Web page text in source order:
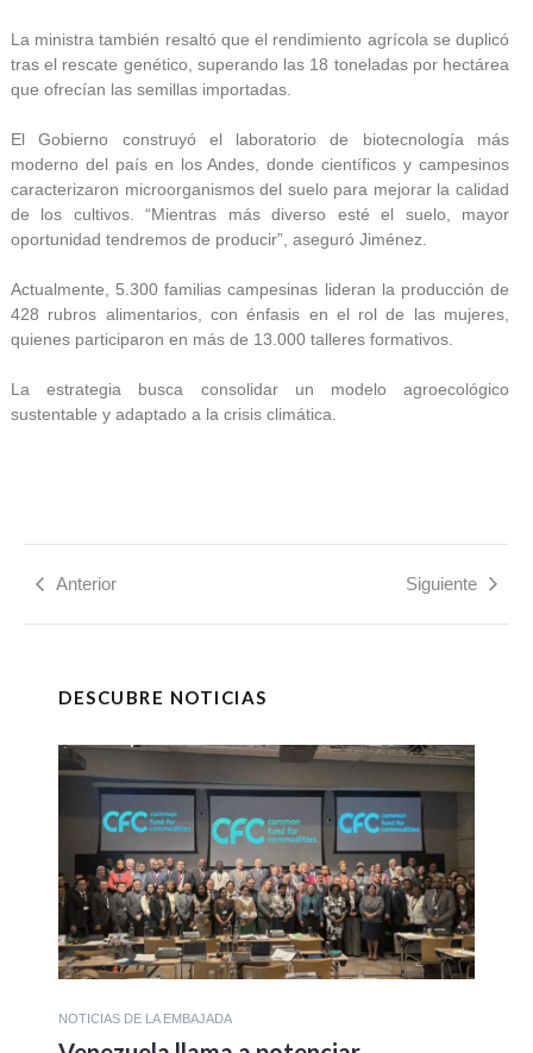
La ministra también resaltó que el rendimiento agrícola se duplicó
tras el rescate genético, superando las 18 toneladas por hectárea
que ofrecían las semillas importadas.
El Gobierno construyó el laboratorio de biotecnología más
moderno del país en los Andes, donde científicos y campesinos
caracterizaron microorganismos del suelo para mejorar la calidad
de los cultivos. “Mientras más diverso esté el suelo, mayor
oportunidad tendremos de producir”, aseguró Jiménez.
Actualmente, 5.300 familias campesinas lideran la producción de
428 rubros alimentarios, con énfasis en el rol de las mujeres,
quienes participaron en más de 13.000 talleres formativos.
La estrategia busca consolidar un modelo agroecológico
sustentable y adaptado a la crisis climática.
Anterior Siguiente
DESCUBRE NOTICIAS
NOTICIAS DE LA EMBAJADA